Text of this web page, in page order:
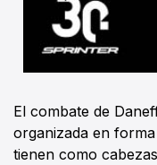
El combate de
organizada en
tienen como